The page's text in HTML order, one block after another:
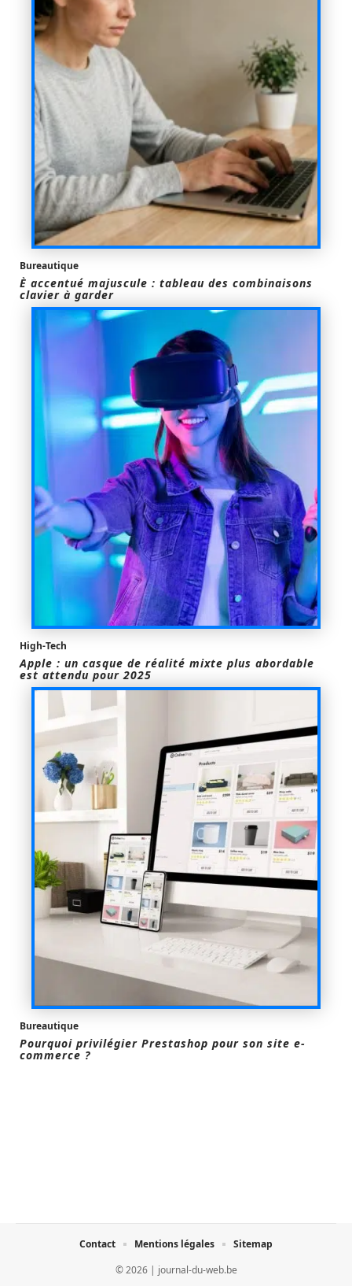
Bureautique
È accentué majuscule : tableau des combinaisons
clavier à garder
High-Tech
Apple : un casque de réalité mixte plus abordable
est attendu pour 2025
Bureautique
Pourquoi privilégier Prestashop pour son site e-
commerce ?
© 2026 | journal-du-web.be
Contact Mentions légales Sitemap